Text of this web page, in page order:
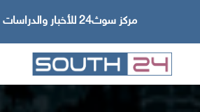
مركز سوث24 للأخبار والدراسات